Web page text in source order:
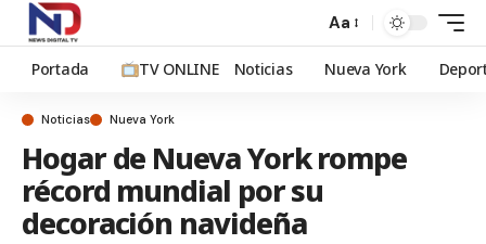
Aa
Portada TV ONLINE Noticias Nueva York
Noticias Nueva York
Hogar de Nueva York rompe
récord mundial por su
decoración navideña